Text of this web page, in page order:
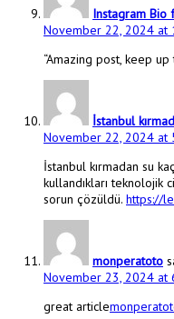
Instagram Bio
November 22, 2024 at
“Amazing post, keep
İstanbul
November 22, 2024 at
İstanbul kırmadan su
kullandıkları teknolojik
sorun çözüldü. https://
monperatoto
November 23, 2024 at
great article